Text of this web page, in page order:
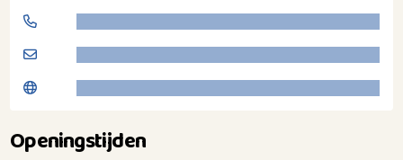
Openingstijden